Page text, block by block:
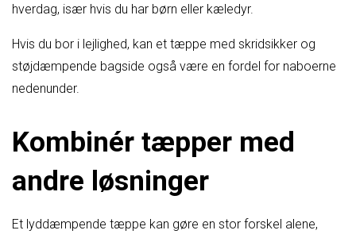
hverdag, især hvis du har børn eller kæledyr.
Hvis du bor i lejlighed, kan et tæppe med skridsikker og
støjdæmpende bagside også være en fordel for naboerne
nedenunder.
Kombinér tæpper med
andre løsninger
Et lyddæmpende tæppe kan gøre en stor forskel alene,